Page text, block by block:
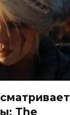
The